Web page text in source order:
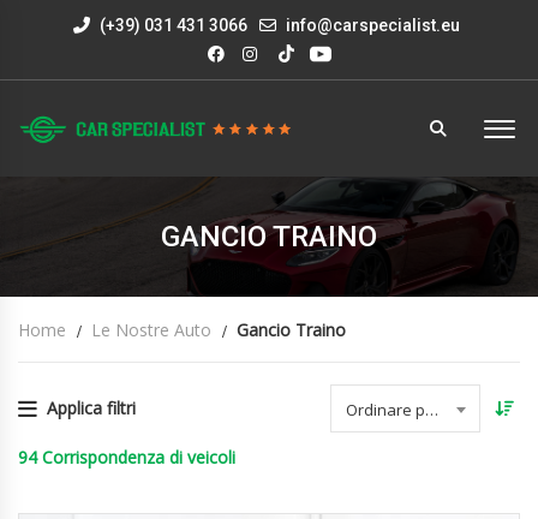
(+39) 031 431 3066 info@carspecialist.eu
GANCIO TRAINO
Home Le Nostre Auto Gancio Traino
Applica filtri Ordinare per data
94 Corrispondenza di veicoli